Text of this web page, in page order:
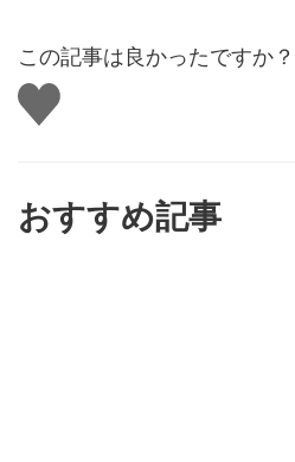
この記事は良かったですか？
い
い
おすすめ記事